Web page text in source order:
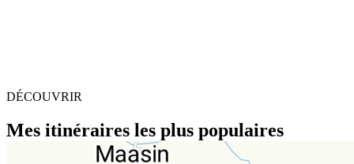
DÉCOUVRIR
Mes itinéraires les plus populaires